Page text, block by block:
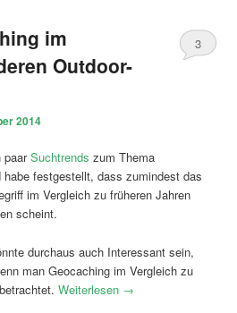
im
Outdoor-
2014
3
paarSuchtrends zum Thema
habe festgestellt, dass zumindest das
im Vergleich zu früheren Jahren
scheint.
durchaus auch Interessant sein,
man Geocaching im Vergleich zu
Weiterlesen →